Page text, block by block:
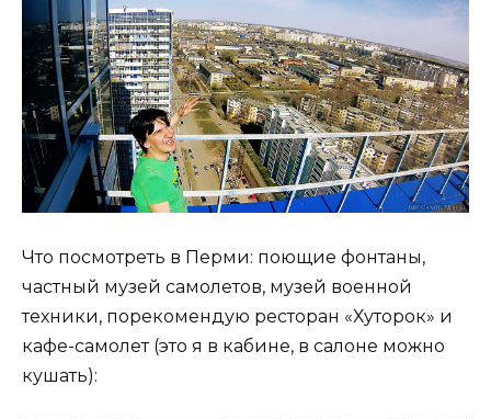
Что посмотреть в Перми: поющие фонтаны,
частный музей самолетов, музей военной
техники, порекомендую ресторан «Хуторок» и
кафе-самолет (это я в кабине, в салоне можно
кушать):